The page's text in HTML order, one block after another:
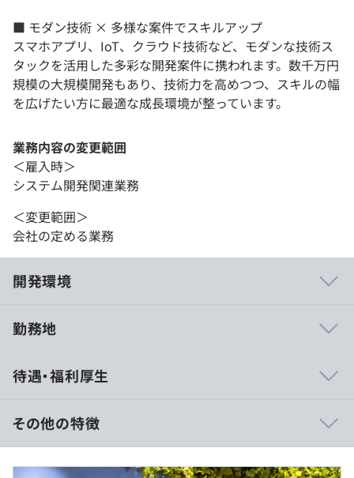
■ モダン技術 × 多様な案件でスキルアップ
スマホアプリ、IoT、クラウド技術など、モダンな技術ス
タックを活用した多彩な開発案件に携われます。数千万円
規模の大規模開発もあり、技術力を高めつつ、スキルの幅
を広げたい方に最適な成長環境が整っています。
業務内容の変更範囲
＜雇入時＞
システム開発関連業務
＜変更範囲＞
会社の定める業務
開発環境
プロジェクトごとに選択
勤務地
待遇・福利厚生
【月額】
296,000円～456,000円
その他の特徴